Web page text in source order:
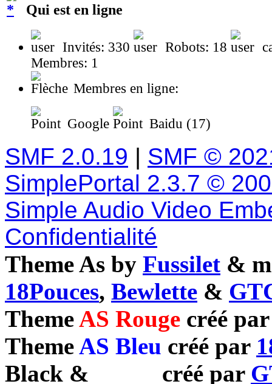
Qui est en ligne
Invités: 330 Robots: 18
Membres: 1
Membres en ligne:
Google Baidu (17)
SMF 2.0.19 | SMF ©
SimplePortal 2.3.7 ©
Simple Audio Video
Confidentialité
Theme As by Fussilet &
18Pouces, Bewlette &
ThemeAS Rouge créé
ThemeAS Bleu créé par
Black & créé par